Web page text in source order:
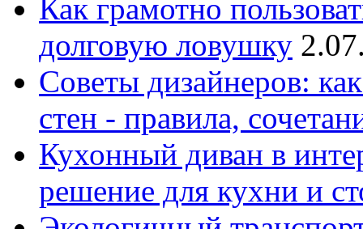
Как грамотно
долговую ловушку
Советы дизайнеров:
стен - правила,
Кухонный диван в
решение для кухни и